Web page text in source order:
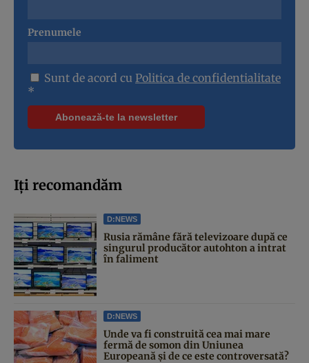
Prenumele
Sunt de acord cu Politica de confidentialitate
*
Iți recomandăm
D:NEWS
Rusia rămâne fără televizoare după ce
singurul producător autohton a intrat
în faliment
D:NEWS
Unde va fi construită cea mai mare
fermă de somon din Uniunea
Europeană și de ce este controversată?